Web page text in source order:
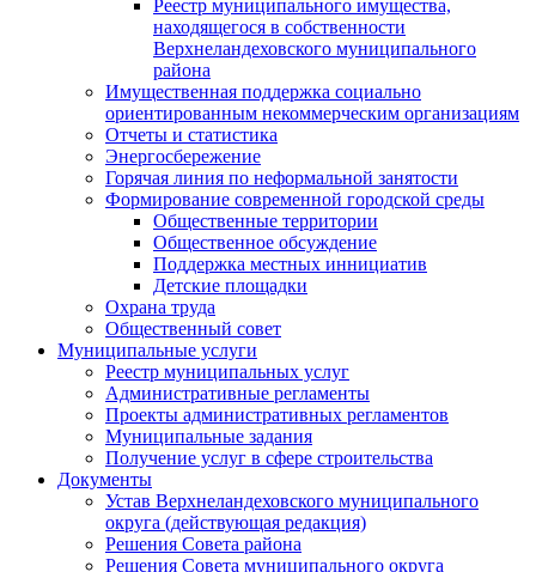
Реестр муниципального имущества,
находящегося в собственности
Верхнеландеховского муниципального
района
Имущественная поддержка социально
ориентированным некоммерческим организациям
Отчеты и статистика
Энергосбережение
Горячая линия по неформальной занятости
Формирование современной городской среды
Общественные территории
Общественное обсуждение
Поддержка местных иннициатив
Детские площадки
Охрана труда
Общественный совет
Муниципальные услуги
Реестр муниципальных услуг
Административные регламенты
Проекты административных регламентов
Муниципальные задания
Получение услуг в сфере строительства
Документы
Устав Верхнеландеховского муниципального
округа (действующая редакция)
Решения Совета района
Решения Совета муниципального округа